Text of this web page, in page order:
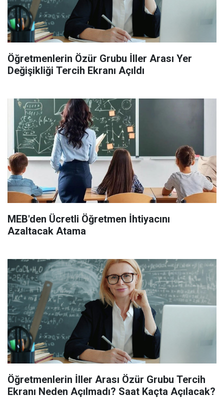
Öğretmenlerin Özür Grubu İller Arası Yer
Değişikliği Tercih Ekranı Açıldı
MEB'den Ücretli Öğretmen İhtiyacını
Azaltacak Atama
Öğretmenlerin İller Arası Özür Grubu Tercih
Ekranı Neden Açılmadı? Saat Kaçta Açılacak?